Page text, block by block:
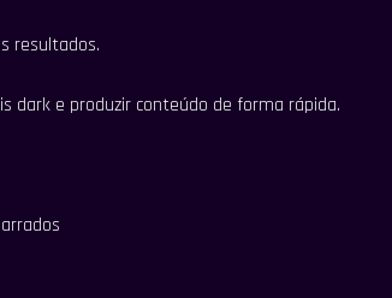
resultados.
dark e produzir conteúdo de forma rápida.